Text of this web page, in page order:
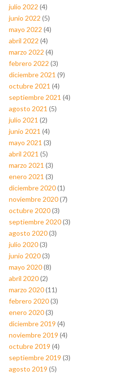
julio 2022 (4)
junio 2022 (5)
mayo 2022 (4)
abril 2022 (4)
marzo 2022 (4)
febrero 2022 (3)
diciembre 2021 (9)
octubre 2021 (4)
septiembre 2021 (4)
agosto 2021 (5)
julio 2021 (2)
junio 2021 (4)
mayo 2021 (3)
abril 2021 (5)
marzo 2021 (3)
enero 2021 (3)
diciembre 2020(1)
noviembre 2020(7)
octubre 2020(3)
septiembre 2020(3)
agosto 2020(3)
julio 2020(3)
junio 2020(3)
mayo 2020(8)
abril 2020(2)
marzo 2020(11)
febrero 2020(3)
enero 2020(3)
diciembre 2019 (4)
noviembre 2019 (4)
octubre 2019 (4)
septiembre 2019 (3)
agosto 2019 (5)